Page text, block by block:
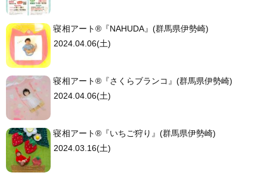
寝相アート®『NAHUDA』(群馬県伊勢崎)
2024.04.06(土)
寝相アート®『さくらブランコ』(群馬県伊勢崎)
2024.04.06(土)
寝相アート®︎『いちご狩り』(群馬県伊勢崎)
2024.03.16(土)